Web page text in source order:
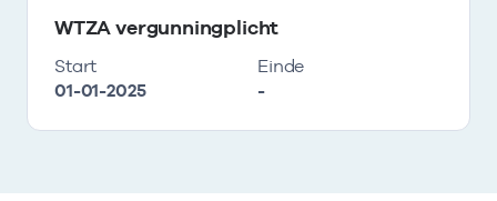
WTZA vergunningplicht
Start
01-01-2025
Einde
-